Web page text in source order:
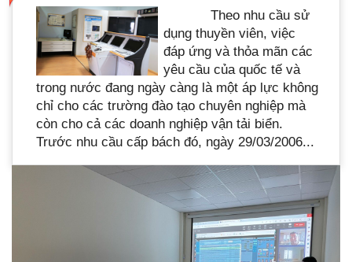
Theo nhu cầu sử
dụng thuyền viên, việc
đáp ứng và thỏa mãn các
yêu cầu của quốc tế và
trong nước đang ngày càng là một áp lực không
chỉ cho các trường đào tạo chuyên nghiệp mà
còn cho cả các doanh nghiệp vận tải biển.
Trước nhu cầu cấp bách đó, ngày 29/03/2006...